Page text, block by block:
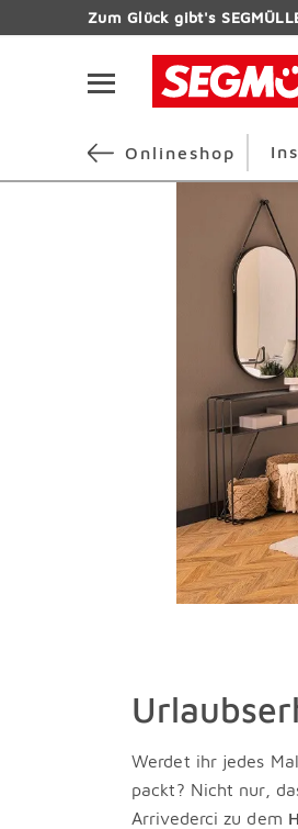
Zum HauptinhaltZum Glück gibt's
Onlineshop
Werdet ihr jedes
packt? Nicht nur,
Arrivederci zu dem